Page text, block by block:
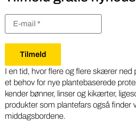
I en tid, hvor flere og flere skærer ned
et behov for nye plantebaserede
kender bønner, linser og kikærter,
produkter som plantefars også finder
middagsbordene.